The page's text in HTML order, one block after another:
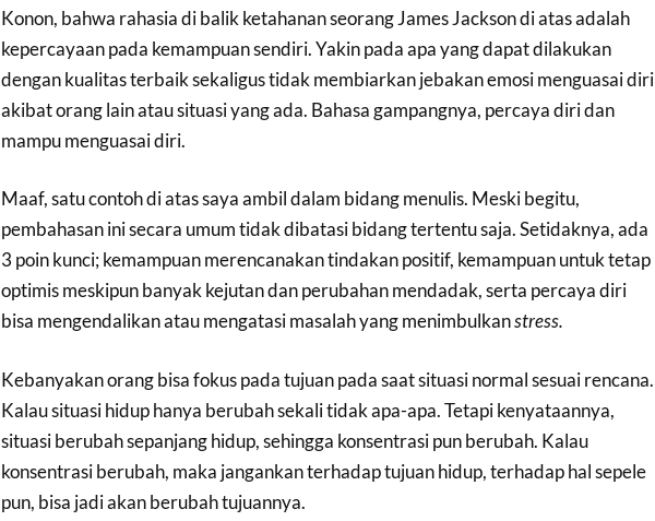
Konon, bahwa rahasia di balik ketahanan seorang James Jackson di atas adalah
kepercayaan pada kemampuan sendiri. Yakin pada apa yang dapat dilakukan
dengan kualitas terbaik sekaligus tidak membiarkan jebakan emosi menguasai diri
akibat orang lain atau situasi yang ada. Bahasa gampangnya, percaya diri dan
mampu menguasai diri.
Maaf, satu contoh di atas saya ambil dalam bidang menulis. Meski begitu,
pembahasan ini secara umum tidak dibatasi bidang tertentu saja. Setidaknya, ada
3 poin kunci; kemampuan merencanakan tindakan positif, kemampuan untuk tetap
optimis meskipun banyak kejutan dan perubahan mendadak, serta percaya diri
bisa mengendalikan atau mengatasi masalah yang menimbulkanstress.
Kebanyakan orang bisa fokus pada tujuan pada saat situasi normal sesuai rencana.
Kalau situasi hidup hanya berubah sekali tidak apa-apa. Tetapi kenyataannya,
situasi berubah sepanjang hidup, sehingga konsentrasi pun berubah. Kalau
konsentrasi berubah, maka jangankan terhadap tujuan hidup, terhadap hal sepele
pun, bisa jadi akan berubah tujuannya.